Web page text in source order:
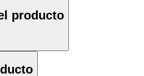
producto